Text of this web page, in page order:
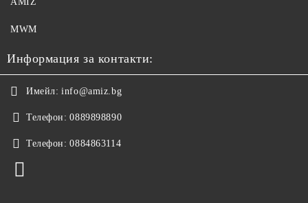
MWM
Информация за контакти:
Имейл: info@amiz.bg
Телефон: 0889898890
Телефон: 0884863114